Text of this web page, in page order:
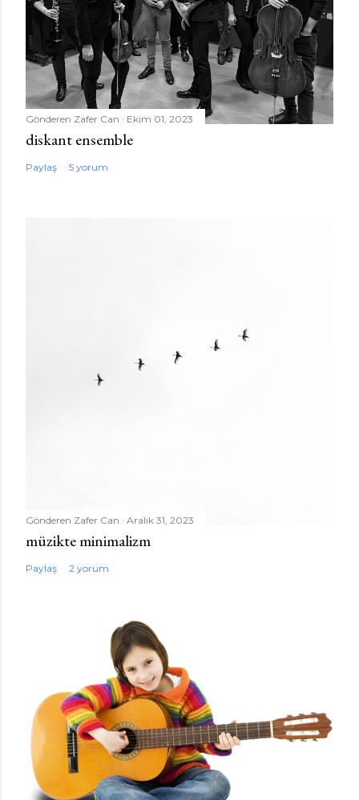
Gönderen Zafer Can Ekim 01, 2023
diskant ensemble
Paylaş 5 yorum
Gönderen Zafer Can Aralık 31, 2023
müzikte minimalizm
Paylaş 2 yorum